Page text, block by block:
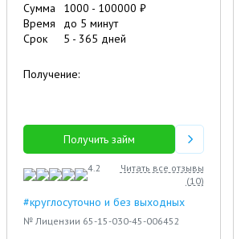
Сумма 1000 - 100000 ₽
Время
до 5 минут
Срок
5 - 365 дней
Получение:
Получить займ
4.2
Читать все отзывы
(10)
#круглосуточно и без выходных
№ Лицензии 65-15-030-45-006452